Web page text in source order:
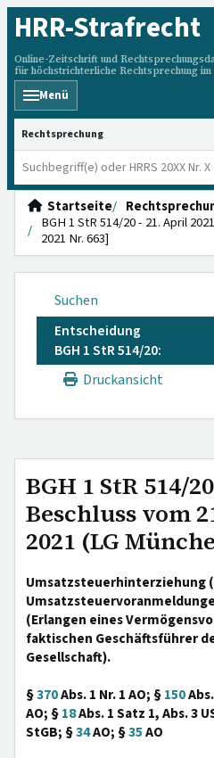
HRR-Strafrecht
Online-Zeitschrift und
für höchstrichterliche Rechtsprechung
Menü
HRRS durchsuchen
Startseite
BGH 1 StR 514/20 - 21. April
2021 Nr. 663]
Suchen
Entscheidung
BGH 1 StR 514/20:
Druckansicht
BGH 1 StR 514/
Beschluss vom
2021 (LG
Umsatzsteuerhinterziehung
(Erlangen eines
faktischen Geschäftsführer
Gesellschaft).
§370Abs. 1 Nr. 1 AO; §150
AO; §18Abs. 1 Satz 1, Abs. 3
StGB; §34AO; §35AO